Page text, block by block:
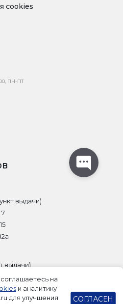
cookies
ПН-ПТ
выдачи)
выдачи)
на
и аналитику
для улучшения
СОГЛАСЕН